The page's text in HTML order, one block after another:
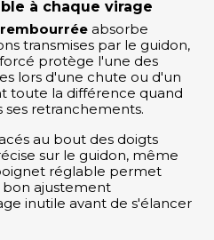
à chaque virage
absorbe
transmises par le guidon,
protège l'une des
lors d'une chute ou d'un
toute la différence quand
ses retranchements.
au bout des doigts
sur le guidon, même
réglable permet
bon ajustement
inutile avant de s'élancer